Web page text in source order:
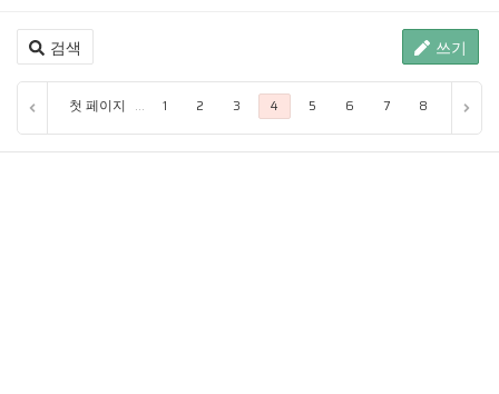
검색 쓰기
첫 페이지 ... 1 2 3 4 5 6 7 8 9